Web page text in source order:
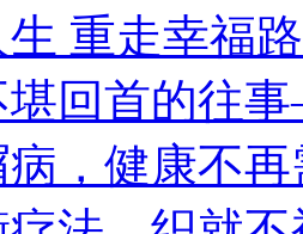
重走幸福路
堪回首的往
，健康不